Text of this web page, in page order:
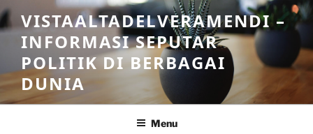
Skip
to
content
VISTAALTADELVERAMENDI –
INFORMASI SEPUTAR
POLITIK DI BERBAGAI
DUNIA
Menu